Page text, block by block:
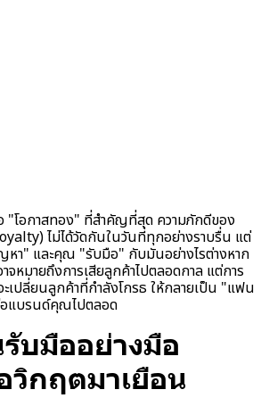
"โอกาสทอง" ที่สำคัญที่สุด ความภักดีของ
ไม่ได้วัดกันในวันที่ทุกอย่างราบรื่น แต่
า" และคุณ "รับมือ" กับมันอย่างไรต่างหาก
หมายถึงการเสียลูกค้าไปตลอดกาล แต่การ
เปลี่ยนลูกค้าที่กำลังโกรธ ให้กลายเป็น "แฟน
แบรนด์คุณไปตลอด
บมืออย่างมือ
วิกฤตมาเยือน